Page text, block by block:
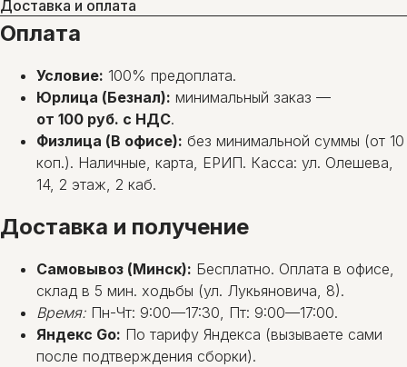
Доставка и оплата
Оплата
Условие: 100% предоплата.
Юрлица (Безнал): минимальный заказ —
от 100 руб. с НДС.
Физлица (В офисе): без минимальной суммы (от 10
коп.). Наличные, карта, ЕРИП. Касса: ул. Олешева,
14, 2 этаж, 2 каб.
Доставка и получение
Самовывоз (Минск): Бесплатно. Оплата в офисе,
склад в 5 мин. ходьбы (ул. Лукьяновича, 8).
Время: Пн-Чт: 9:00—17:30, Пт: 9:00—17:00.
Яндекс Go: По тарифу Яндекса (вызываете сами
после подтверждения сборки).